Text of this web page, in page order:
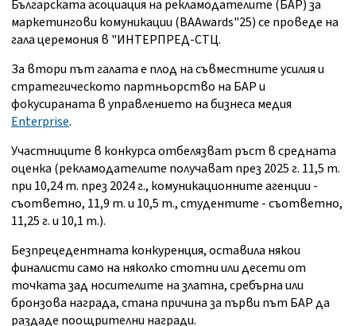
Българската асоциация на рекламодателите (БАР) за
маркетингови комуникации (BAAwards"25) се проведе на
гала церемония в "ИНТЕРПРЕД-СТЦ.
За втори път галата е плод на съвместните усилия и
стратегическото партньорство на БАР и
фокусираната в управлението на бизнеса медия
Enterprise.
Участниците в конкурса отбелязват ръст в средната
оценка (рекламодателите получават през 2025 г. 11,5 т.
при 10,24 т. през 2024 г., комуникационните агенции -
съответно, 11,9 т. и 10,5 т., студентите - съответно,
11,25 г. и 10,1 т.).
Безпрецедентната конкуренция, оставила някои
финалисти само на няколко стотни или десети от
точката зад носителите на златна, сребърна или
бронзова награда, стана причина за първи път БАР да
раздаде поощрителни награди.